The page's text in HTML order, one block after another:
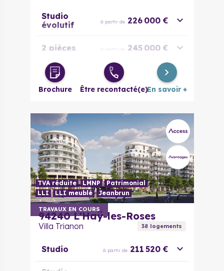
Studio
évolutif
à partir de 226 000 €
2 pièces à partir de 245 000 €
3 pièces à partir de 326 000 €
5 pièces 515 000 €
Brochure Être recontacté(e)En savoir +
TRAVAUX EN COURS
TVA réduite LMNP
Patrimonial
LLI
LLI meublé Jeanbrun
94240 L'Haÿ-les-Roses
Villa Trianon 38logements
Studio à partir de 211 520 €